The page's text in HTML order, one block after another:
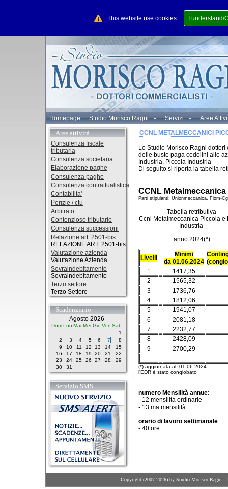
This website use cookies: I
Homepage Studio Morisco Ragni Servizi Aree
Aree attività
Consulenza fiscale
tributaria
Consulenza societaria
Elaborazione paghe
Consulenza paghe
Consulenza contrattualistica
Contabilita'
Perizie / ctu
Arbitrato
Contenzioso tributario
Consulenza successioni
Relazione art. 2501-bis
RELAZIONE ART. 2501-bis
Valutazione azienda
Valutazione Azienda
Sovraindebitamento
Sovraindebitamento
Terzo settore
Terzo Settore
Scadenziario
Agosto 2026
DomLun MarMerGioVen Sab
1
2
3 4 5 6 7
8
9
10 11 12 13 14
15
16
17 18 19 20 21
22
23
24 25 26 27 28
29
30
31
Servizio SMS
CCNL METALMECCANICI
Lo Studio Morisco Ragni
delle buste paga cedolini alle
Industria, Piccola Industria
Di seguito si riporta la tabella
CCNL
Parti stipulanti: Unionmeccanica, Fiom-
Tabella retributiva
Ccnl Metalmeccanica Piccola e
Industria
anno 2024(*)
Livelli
Minimi
da 01.06.2024
1
1417,35
2
1565,32
3
1736,76
4
1812,06
5
1941,07
6
2081,18
7
2232,77
8
2428,09
9
2700,29
(*) aggiornata al 01.06.2024
l'EDR è stato conglobato
numero Mensilità annue:
- 12 mensilità ordinarie
- 13.ma mensilità
orario di lavoro settimanale
- 40 ore
Copyright (2007-2026) by Studio Morisco Ragni